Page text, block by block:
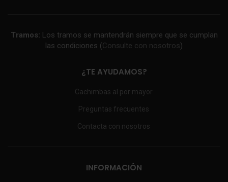
Tramos: Los tramos se mantendrán siempre que se cumplan
las condiciones (Consulte con nosotros)
¿TE AYUDAMOS?
Cachimbas al por mayor
Preguntas frecuentes
Contacta con nosotros
INFORMACIÓN